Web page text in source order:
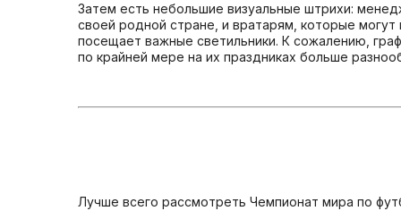
Затем есть небольшие визуальные штрихи:
своей родной стране, и вратарям, которые
посещает важные светильники. К сожалению,
по крайней мере на их праздниках больше
Лучше всего рассмотреть Чемпионат мира по